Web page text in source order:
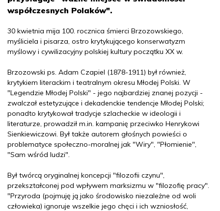
współczesnych Polaków".
30 kwietnia mija 100. rocznica śmierci Brzozowskiego,
myśliciela i pisarza, ostro krytykującego konserwatyzm
myślowy i cywilizacyjny polskiej kultury początku XX w.
Brzozowski ps. Adam Czapiel (1878-1911) był również,
krytykiem literackim i teatralnym okresu Młodej Polski. W
"Legendzie Młodej Polski" - jego najbardziej znanej pozycji -
zwalczał estetyzujące i dekadenckie tendencje Młodej Polski;
ponadto krytykował tradycje szlacheckie w ideologii i
literaturze, prowadził m.in. kampanię przeciwko Henrykowi
Sienkiewiczowi. Był także autorem głośnych powieści o
problematyce społeczno-moralnej jak "Wiry", "Płomienie",
"Sam wśród ludzi".
Był twórcą oryginalnej koncepcji "filozofii czynu",
przekształconej pod wpływem marksizmu w "filozofię pracy".
"Przyroda (pojmuję ją jako środowisko niezależne od woli
człowieka) ignoruje wszelkie jego chęci i ich wzniosłość,